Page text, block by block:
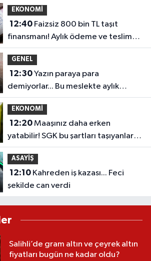
EKONOMİ
12:40Faizsiz 800 bin TL taşıt
finansmanı! Aylık ödeme ve teslim
tarihi belli oldu
GENEL
12:30Yazın paraya para
demiyorlar... Bu meslekte aylık
kazanç 250 bin lira!
EKONOMİ
12:20Maaşınız daha erken
yatabilir! SGK bu şartları taşıyanların
emeklilik tarihini öne çekiyor
ASAYİŞ
12:10Kahreden iş kazası... Feci
şekilde can verdi
Salihli’de gram altın ve çeyrek altın
fiyatları bugün ne kadar oldu?